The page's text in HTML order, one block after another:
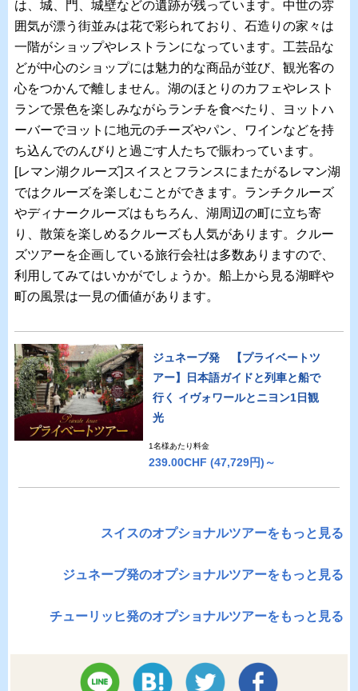
は、城、門、城壁などの遺跡が残っています。中世の雰
囲気が漂う街並みは花で彩られており、石造りの家々は
一階がショップやレストランになっています。工芸品な
どが中心のショップには魅力的な商品が並び、観光客の
心をつかんで離しません。湖のほとりのカフェやレスト
ランで景色を楽しみながらランチを食べたり、ヨットハ
ーバーでヨットに地元のチーズやパン、ワインなどを持
ち込んでのんびりと過ごす人たちで賑わっています。
[レマン湖クルーズ]スイスとフランスにまたがるレマン湖
ではクルーズを楽しむことができます。ランチクルーズ
やディナークルーズはもちろん、湖周辺の町に立ち寄
り、散策を楽しめるクルーズも人気があります。クルー
ズツアーを企画している旅行会社は多数ありますので、
利用してみてはいかがでしょうか。船上から見る湖畔や
町の風景は一見の価値があります。
ジュネーブ発 【プライベートツ
アー】日本語ガイドと列車と船で
行く イヴォワールとニヨン1日観
光
1名様あたり料金
239.00CHF (47,729円)～
スイスのオプショナルツアーをもっと見る
ジュネーブ発のオプショナルツアーをもっと見る
チューリッヒ発のオプショナルツアーをもっと見る